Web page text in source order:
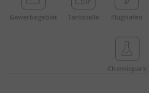
Gewerbe­gebiet Tankstelle Flughafen
Chemie­park